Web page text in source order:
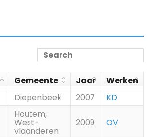
Gemeente Jaar
Werken
Diepenbeek 2007 KD
Houtem,
West-
vlaanderen
2009 OV